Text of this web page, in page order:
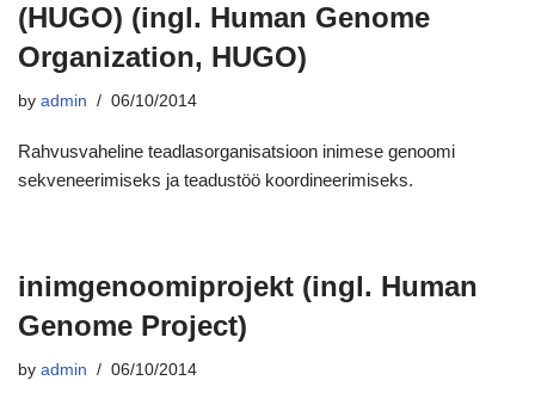
(HUGO) (ingl. Human Genome
Organization, HUGO)
by admin 06/10/2014
Rahvusvaheline teadlasorganisatsioon inimese genoomi
sekveneerimiseks ja teadustöö koordineerimiseks.
inimgenoomiprojekt (ingl. Human
Genome Project)
by admin 06/10/2014